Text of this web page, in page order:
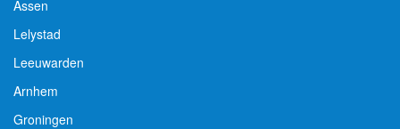
Assen
Lelystad
Leeuwarden
Arnhem
Groningen